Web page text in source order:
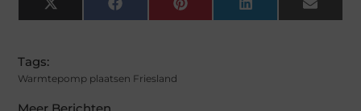
X
(Twitter)
FacebookPinterest LinkedIn Email
Tags:
Warmtepomp plaatsen Friesland